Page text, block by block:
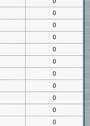
0
0
0
0
0
0
0
0
0
0